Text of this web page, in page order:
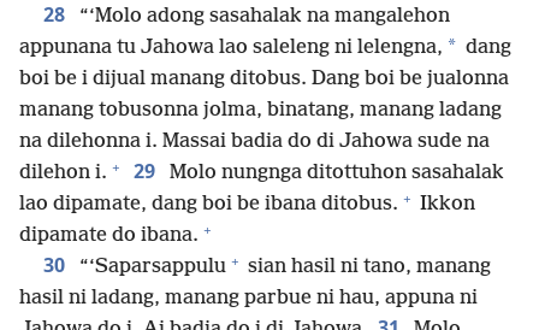
28
“‘Molo adong sasahalak na mangalehon
appunana tu Jahowa lao saleleng ni lelengna, * dang
boi be i dijual manang ditobus. Dang boi be jualonna
manang tobusonna jolma, binatang, manang ladang
na dilehonna i. Massai badia do di Jahowa sude na
dilehon i. + 29
Molo nungnga ditottuhon sasahalak
lao dipamate, dang boi be ibana ditobus. + Ikkon
dipamate do ibana. +
30 “‘Saparsappulu + sian hasil ni tano, manang
hasil ni ladang, manang parbue ni hau, appuna ni